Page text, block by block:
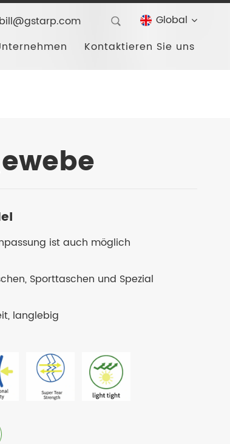
bill@gstarp.com
Global
Kontaktieren Sie uns
ist auch möglich
Sporttaschen und Spezial
langlebig